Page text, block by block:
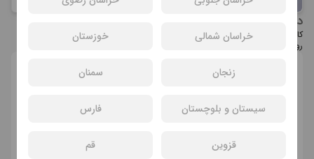
خراسان شمالی خوزستان
زنجان سمنان
سیستان و بلوچستان فارس
قزوین قم
درباره عوامل فیلم روشن
کارگردان : روح‌الله حجازی | تهیه‌کننده : جواد نوروزبیگی, روح‌الله حجازی | نویسنده :
روح‌الله حجازی | بازیگران : رضا عطاران, سیامک انصاری, سارا بهرامی
انتخاب سانس و سینما